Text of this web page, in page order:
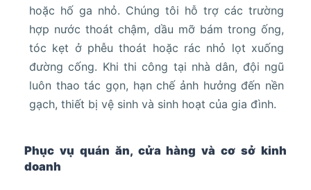
hoặc hố ga nhỏ. Chúng tôi hỗ trợ các trường
hợp nước thoát chậm, dầu mỡ bám trong ống,
tóc kẹt ở phễu thoát hoặc rác nhỏ lọt xuống
đường cống. Khi thi công tại nhà dân, đội ngũ
luôn thao tác gọn, hạn chế ảnh hưởng đến nền
gạch, thiết bị vệ sinh và sinh hoạt của gia đình.
Phục vụ quán ăn, cửa hàng và cơ sở kinh
doanh